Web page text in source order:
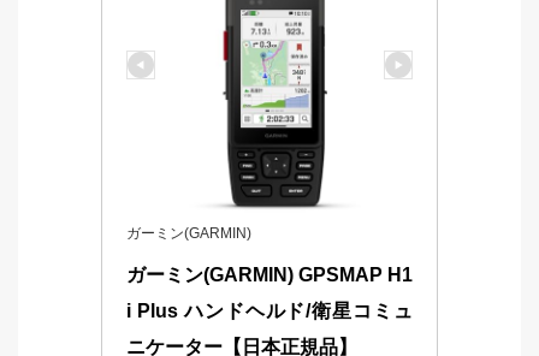
ガーミン(GARMIN)
ガーミン(GARMIN) GPSMAP H1
i Plus ハンドヘルド/衛星コミュ
ニケーター【日本正規品】